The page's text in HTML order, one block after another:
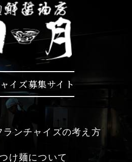
イズ募集サイト
ランチャイズの考え方
け麺について